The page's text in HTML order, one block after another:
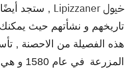
خيولLipizzaner , ستجد
تاريخهم و نشأتهم حيث
هذه الفصيلة من الاحصنة ,
المزرعة
في عام